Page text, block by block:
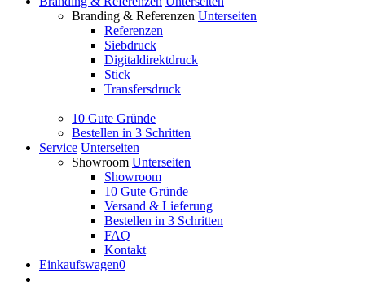
Branding & Referenzen Unterseiten
Referenzen
Siebdruck
Digitaldirektdruck
Stick
Transfersdruck
10 Gute Gründe
Bestellen in 3 Schritten
Service Unterseiten
Showroom Unterseiten
Showroom
10 Gute Gründe
Versand & Lieferung
Bestellen in 3 Schritten
FAQ
Kontakt
Einkaufswagen0